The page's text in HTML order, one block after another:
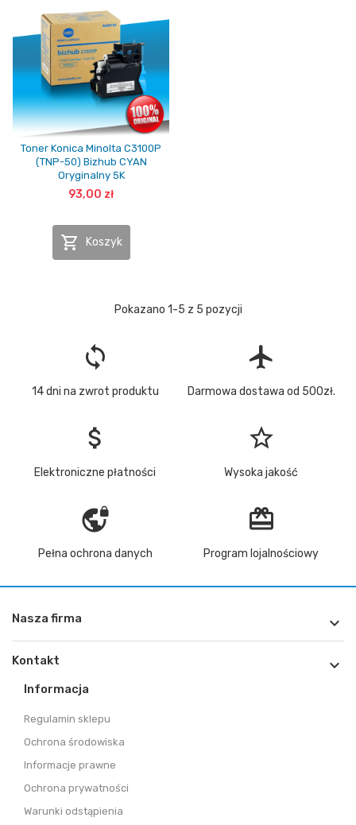
Toner Konica Minolta C3100P
(TNP-50) Bizhub CYAN
Oryginalny 5K
93,00 zł
 Koszyk
Pokazano 1-5 z 5 pozycji
loop
14 dni na zwrot produktu
flight
Darmowa dostawa od 500zł.
attach_money
Elektroniczne płatności
star_border
Wysoka jakość
vpn_lock
Pełna ochrona danych
redeem
Program lojalnościowy
Nasza firma 
Kontakt 
Informacja
Regulamin sklepu
Ochrona środowiska
Informacje prawne
Ochrona prywatności
Warunki odstąpienia